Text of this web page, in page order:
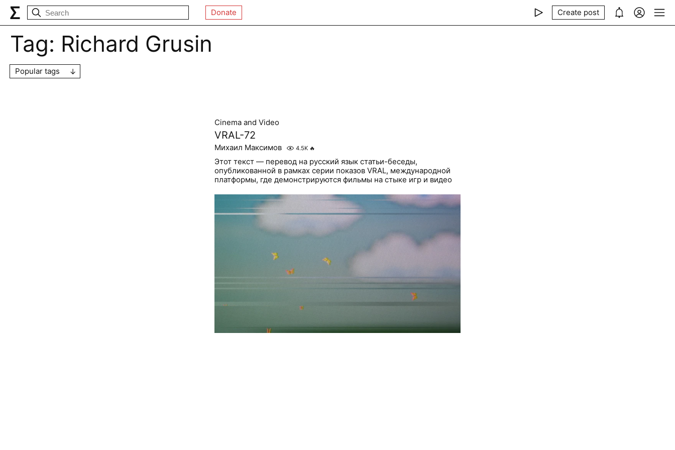
Donate Create post
Tag: Richard Grusin
Popular tags
Cinema and Video
VRAL-72
Михаил Максимов 4.5K 🔥
Этот текст — перевод на русский язык статьи-беседы,
опубликованной в рамках серии показов VRAL, международной
платформы, где демонстрируются фильмы на стыке игр и видео